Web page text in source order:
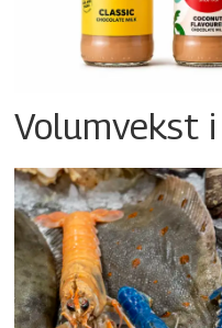
Volumvekst